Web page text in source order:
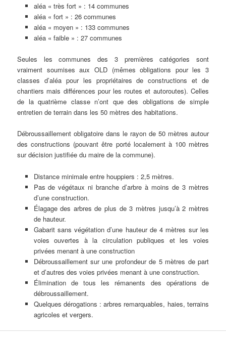
aléa « très fort » : 14 communes
aléa « fort » : 26 communes
aléa « moyen » : 133 communes
aléa « faible » : 27 communes
Seules les communes des 3 premières catégories sont
vraiment soumises aux OLD (mêmes obligations pour les 3
classes d’aléa pour les propriétaires de constructions et de
chantiers mais différences pour les routes et autoroutes). Celles
de la quatrième classe n’ont que des obligations de simple
entretien de terrain dans les 50 mètres des habitations.
Débroussaillement obligatoire dans le rayon de 50 mètres autour
des constructions (pouvant être porté localement à 100 mètres
sur décision justifiée du maire de la commune).
Distance minimale entre houppiers : 2,5 mètres.
Pas de végétaux ni branche d’arbre à moins de 3 mètres
d’une construction.
Élagage des arbres de plus de 3 mètres jusqu’à 2 mètres
de hauteur.
Gabarit sans végétation d’une hauteur de 4 mètres sur les
voies ouvertes à la circulation publiques et les voies
privées menant à une construction
Débroussaillement sur une profondeur de 5 mètres de part
et d’autres des voies privées menant à une construction.
Élimination de tous les rémanents des opérations de
débroussaillement.
Quelques dérogations : arbres remarquables, haies, terrains
agricoles et vergers.